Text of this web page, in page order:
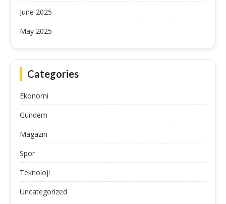
June 2025
May 2025
Categories
Ekonomi
Gündem
Magazin
Spor
Teknoloji
Uncategorized